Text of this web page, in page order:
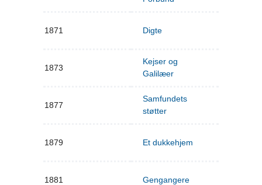
1871 Digte
1873
Kejser og
Galilæer
1877
Samfundets
støtter
1879 Et dukkehjem
1881 Gengangere